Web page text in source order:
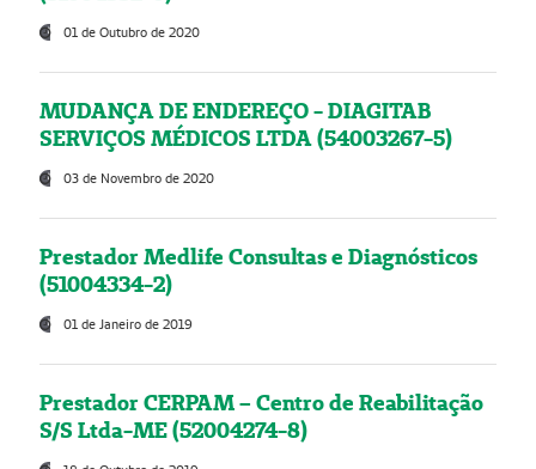
01 de Outubro de 2020
MUDANÇA DE ENDEREÇO - DIAGITAB
SERVIÇOS MÉDICOS LTDA (54003267-5)
03 de Novembro de 2020
Prestador Medlife Consultas e Diagnósticos
(51004334-2)
01 de Janeiro de 2019
Prestador CERPAM – Centro de Reabilitação
S/S Ltda-ME (52004274-8)